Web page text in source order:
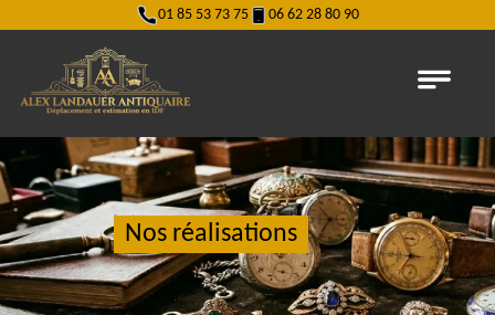
01 85 53 73 75 06 62 28 80 90
Nos réalisations